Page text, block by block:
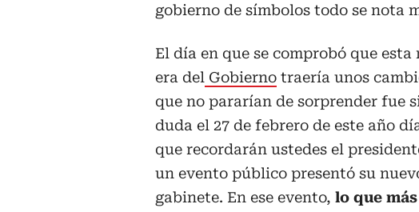
gobierno de símbolos todo se nota
El día en que se comprobó que esta
era del Gobierno traería unos
que no pararían de sorprender fue
duda el 27 de febrero de este año
que recordarán ustedes el
un evento público presentó su
gabinete. En ese evento, lo que